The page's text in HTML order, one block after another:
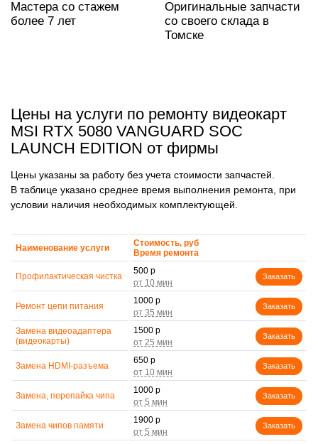
Мастера со стажем
более 7 лет
Оригинальные запчасти
со своего склада в
Томске
Цены на услуги по ремонту видеокарт
MSI RTX 5080 VANGUARD SOC
LAUNCH EDITION от фирмы
Цены указаны за работу без учета стоимости запчастей.
В таблице указано среднее время выполнения ремонта, при
условии наличия необходимых комплектующей.
Наименование услуги
Стоимость, руб
Время ремонта
Профилактическая чистка
500 р
Заказать
Ремонт цепи питания
1000 р
Заказать
Замена видеоадаптера
(видеокарты)
1500 р
Заказать
Замена HDMI-разъема
650 р
Заказать
Замена, перепайка чипа
1000 р
Заказать
Замена чипов памяти
1900 р
Заказать